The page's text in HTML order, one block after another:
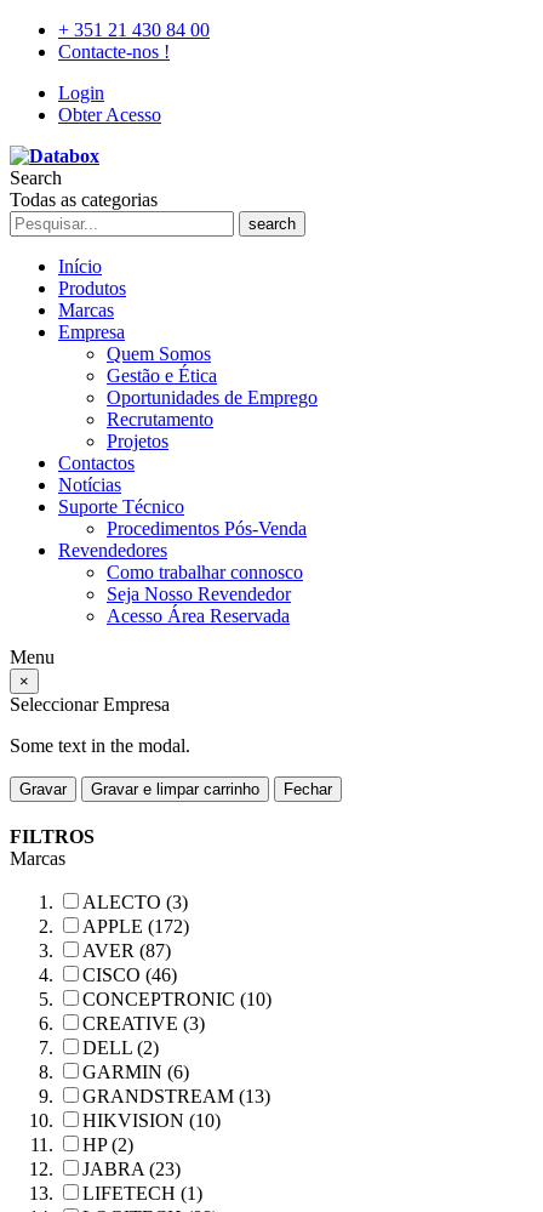
+ 351 21 430 84 00
Contacte-nos !
Login
Obter Acesso
Search
Todas as categorias
search
Início
Produtos
Marcas
Empresa
Quem Somos
Gestão e Ética
Oportunidades de Emprego
Recrutamento
Projetos
Contactos
Notícias
Suporte Técnico
Procedimentos Pós-Venda
Revendedores
Como trabalhar connosco
Seja Nosso Revendedor
Acesso Área Reservada
Menu
×
Seleccionar Empresa
Some text in the modal.
Gravar Gravar e limpar carrinho Fechar
FILTROS
Marcas
ALECTO (3)
APPLE (172)
AVER (87)
CISCO (46)
CONCEPTRONIC (10)
CREATIVE (3)
DELL (2)
GARMIN (6)
GRANDSTREAM (13)
HIKVISION (10)
HP (2)
JABRA (23)
LIFETECH (1)